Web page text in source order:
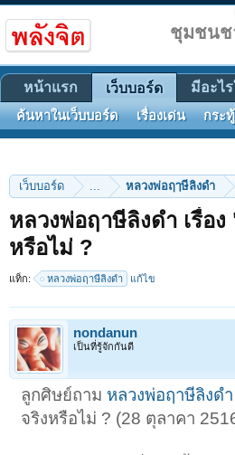
เว็บบอร์ด ... หลวงพ่อฤๅษีลิงดำ
หลวงพ่อฤาษีลิงดำ เรื่อ
หรือไม่ ?
แท็ก: หลวงพ่อฤาษีลิงดำ แก้ไข
nondanun
เป็นที่รู้จักกันดี
ลูกศิษย์ถาม หลวงพ่อฤาษีลิงดำ
จริงหรือไม่ ? (28 ตุลาคา
ชุมชนช
หน้าแรก เว็บบอร์ด
ค้นหาในเว็บบอร์ด เรื่องเด่น กระ
มีอะไ